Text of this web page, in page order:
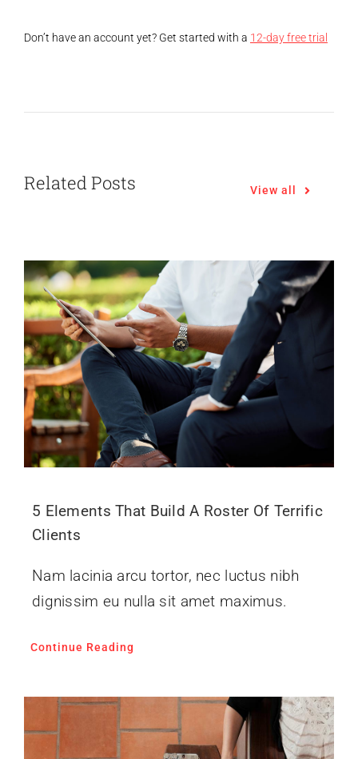
Don’t have an account yet? Get started with a 12-day free trial
Related Posts View all
5 Elements That Build A Roster Of Terrific
Clients
Nam lacinia arcu tortor, nec luctus nibh
dignissim eu nulla sit amet maximus.
Continue Reading